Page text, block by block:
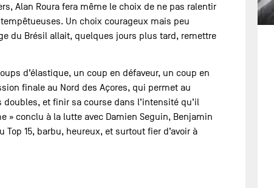
Alan Roura fera même le choix de ne pas ralentir
Un choix courageux mais peu
du Brésil allait, quelques jours plus tard, remettre
d’élastique, un coup en défaveur, un coup en
finale au Nord des Açores, qui permet au
et finir sa course dans l’intensité qu’il
» conclu à la lutte avec Damien Seguin, Benjamin
Top 15, barbu, heureux, et surtout fier d’avoir à